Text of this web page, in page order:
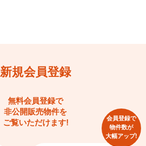
新規会員登録
無料会員登録で
非公開販売物件を
ご覧いただけます!
会員登録で
物件数が
大幅アップ!